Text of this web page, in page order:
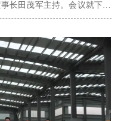
长田茂军主持。会议就下半
要工作计划等进行强调和安